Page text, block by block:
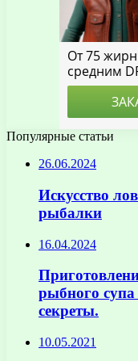
Популярные статьи
26.06.2024
Искусство
рыбалки
16.04.2024
рыбного супа
секреты.
10.05.2021